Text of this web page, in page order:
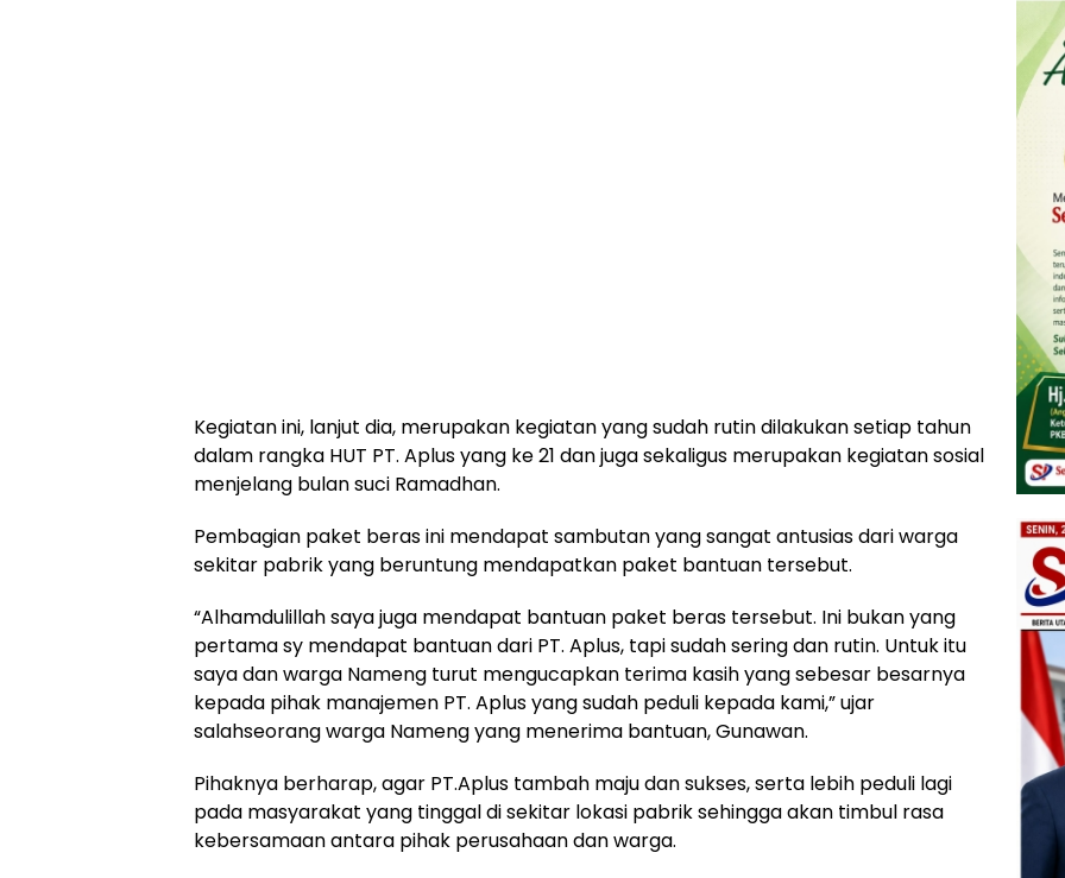
Kegiatan ini, lanjut dia, merupakan kegiatan yang sudah rutin dilakukan setiap tahun
dalam rangka HUT PT. Aplus yang ke 21 dan juga sekaligus merupakan kegiatan sosial
menjelang bulan suci Ramadhan.
Pembagian paket beras ini mendapat sambutan yang sangat antusias dari warga
sekitar pabrik yang beruntung mendapatkan paket bantuan tersebut.
“Alhamdulillah saya juga mendapat bantuan paket beras tersebut. Ini bukan yang
pertama sy mendapat bantuan dari PT. Aplus, tapi sudah sering dan rutin. Untuk itu
saya dan warga Nameng turut mengucapkan terima kasih yang sebesar besarnya
kepada pihak manajemen PT. Aplus yang sudah peduli kepada kami,” ujar
salahseorang warga Nameng yang menerima bantuan, Gunawan.
Pihaknya berharap, agar PT.Aplus tambah maju dan sukses, serta lebih peduli lagi
pada masyarakat yang tinggal di sekitar lokasi pabrik sehingga akan timbul rasa
kebersamaan antara pihak perusahaan dan warga.